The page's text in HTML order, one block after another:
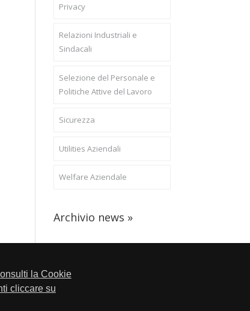
la Cookie
cliccare su
Privacy
Relazioni Industriali e
Sindacali
Selezione del Personale e
Politiche Attive del Lavoro
Sicurezza
Utilities Aziendali
Welfare Aziendale
Archivio news »